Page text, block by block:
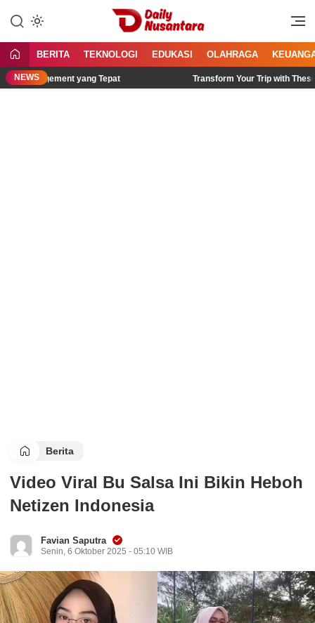
konten
Daily Nusantara
Menyajikan Fakta, Menginspirasi
BERITA TEKNOLOGI EDUKASI OLAHRAGA
NEWS yang Tepat Transform Your Trip with These Bali
Berita
Video Viral Bu Salsa Ini Bikin Heboh
Netizen Indonesia
Favian Saputra
Senin, 6 Oktober 2025 - 05:10 WIB